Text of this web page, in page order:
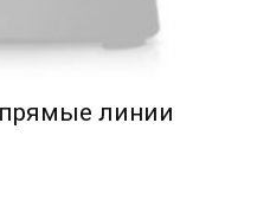
линии